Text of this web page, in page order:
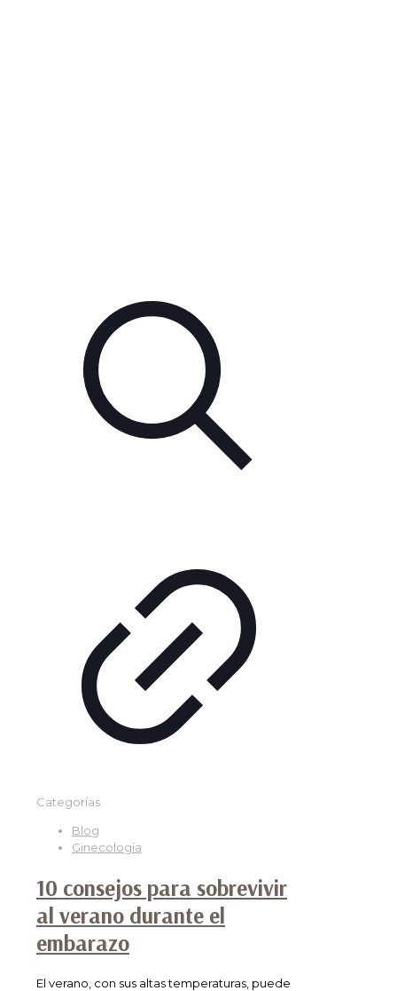
Categorías
Blog
Ginecología
10 consejos para sobrevivir
al verano durante el
embarazo
El verano, con sus altas temperaturas, puede